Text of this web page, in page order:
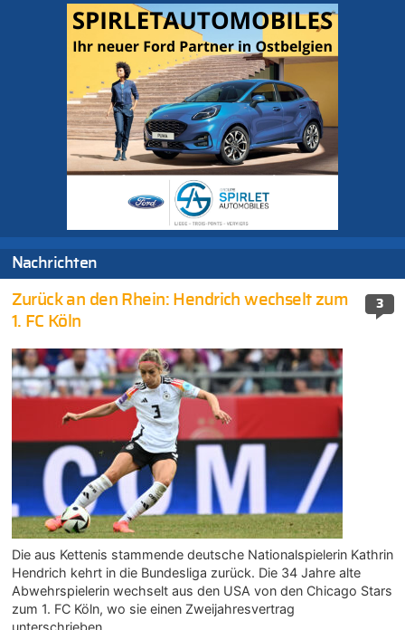
Nachrichten
3
Zurück an den Rhein: Hendrich wechselt zum
1. FC Köln
Die aus Kettenis stammende deutsche Nationalspielerin Kathrin
Hendrich kehrt in die Bundesliga zurück. Die 34 Jahre alte
Abwehrspielerin wechselt aus den USA von den Chicago Stars
zum 1. FC Köln, wo sie einen Zweijahresvertrag
unterschrieben…